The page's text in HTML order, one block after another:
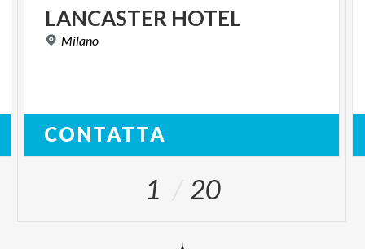
LANCASTER HOTEL
Milano
CONTATTA
1 20